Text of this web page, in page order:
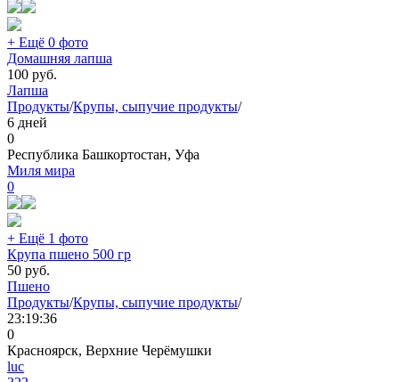
+ Ещё 0 фото
Домашняя лапша
100 руб.
Лапша
Продукты/Крупы, сыпучие продукты/
6 дней
0
Республика Башкортостан, Уфа
Миля мира
0
+ Ещё 1 фото
Крупа пшено 500 гр
50 руб.
Пшено
Продукты/Крупы, сыпучие продукты/
23:19:36
0
Красноярск, Верхние Черёмушки
luc